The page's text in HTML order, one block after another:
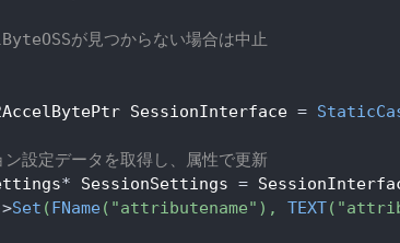
が見つからない場合は中止
SessionInterface =
設定データを取得し、属性で更新
* SessionSettings =
Set (FName( "attributename" ) , TEXT(